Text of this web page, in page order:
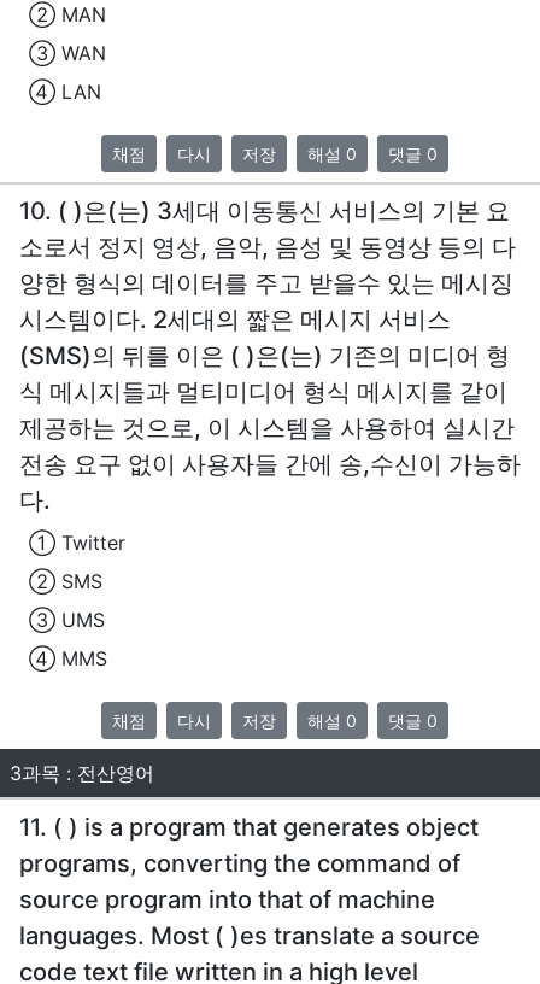
② MAN
③ WAN
④ LAN
채점 다시 저장 해설 0 댓글 0
10. ( )은(는) 3세대 이동통신 서비스의 기본 요
소로서 정지 영상, 음악, 음성 및 동영상 등의 다
양한 형식의 데이터를 주고 받을수 있는 메시징
시스템이다. 2세대의 짧은 메시지 서비스
(SMS)의 뒤를 이은 ( )은(는) 기존의 미디어 형
식 메시지들과 멀티미디어 형식 메시지를 같이
제공하는 것으로, 이 시스템을 사용하여 실시간
전송 요구 없이 사용자들 간에 송,수신이 가능하
다.
① Twitter
② SMS
③ UMS
④ MMS
채점 다시 저장 해설 0 댓글 0
3과목 : 전산영어
11. ( ) is a program that generates object
programs, converting the command of
source program into that of machine
languages. Most ( )es translate a source
code text file written in a high level